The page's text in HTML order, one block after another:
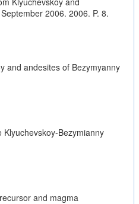
2006. 2006. P. 8.
and andesites of Bezymyanny
Bezymianny
and magma